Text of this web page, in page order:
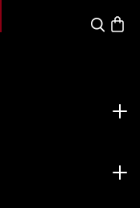
Suche